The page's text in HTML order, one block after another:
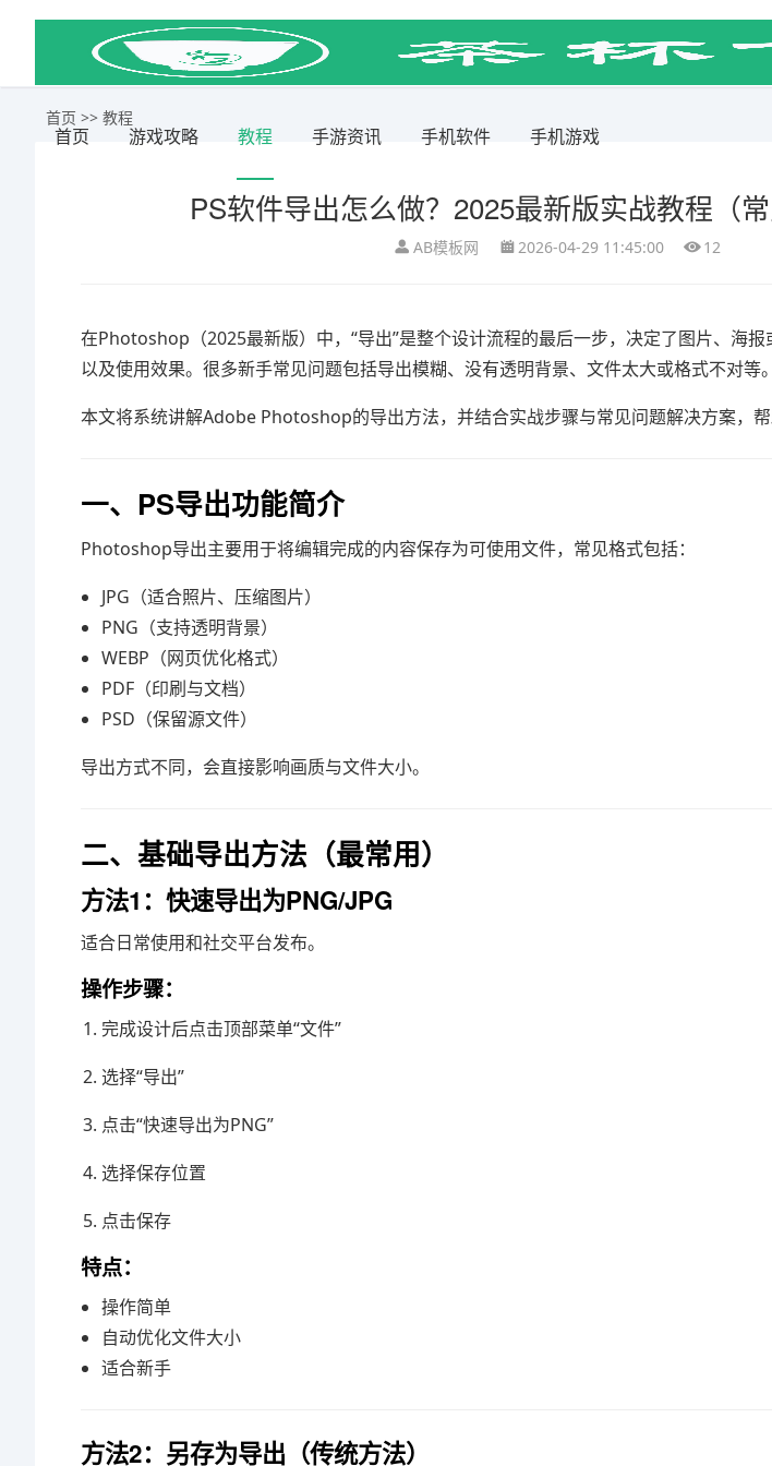
首页 游戏攻略 教程 手游资讯 手机软件 手机游戏
首页 >> 教程
PS软件导出怎么做？2025最新版实战教程（常
AB模板网 2026-04-29 11:45:00 12
在Photoshop（2025最新版）中，“导出”是整个设计流程的最后一步，决定了图片、海
以及使用效果。很多新手常见问题包括导出模糊、没有透明背景、文件太大或格式不对等。
本文将系统讲解Adobe Photoshop的导出方法，并结合实战步骤与常见问题解决方案，
一、PS导出功能简介
Photoshop导出主要用于将编辑完成的内容保存为可使用文件，常见格式包括：
JPG（适合照片、压缩图片）
PNG（支持透明背景）
WEBP（网页优化格式）
PDF（印刷与文档）
PSD（保留源文件）
导出方式不同，会直接影响画质与文件大小。
二、基础导出方法（最常用）
方法1：快速导出为PNG/JPG
适合日常使用和社交平台发布。
操作步骤：
完成设计后点击顶部菜单“文件”
选择“导出”
点击“快速导出为PNG”
选择保存位置
点击保存
特点：
操作简单
自动优化文件大小
适合新手
方法2：另存为导出（传统方法）